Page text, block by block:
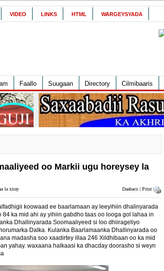
VIDEO LINKS HTML WARGEYSYADA
Faallo Suugaan Directory Cilmibaaris
oo Markii ugu horeysey la
Daabaco | Print |
la xiray
koowaad ee baarlamaan ay leeyihiin dhalinyarada
ka mid ahi ay yihiin gabdho taas oo looga gol lahaa in
Dhallinyarada Soomaaliyeed si loo dhiirageliyo
Dalka. Kulanka Baarlamaanka Dhallinyarada oo
madasha soo xaadirtey illaa 246 Xildhibaan oo ka mid
yahay. waxaana halkaasi ka dhacday doorasho si weyn